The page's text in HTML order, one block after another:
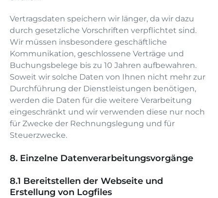
Vertragsdaten speichern wir länger, da wir dazu
durch gesetzliche Vorschriften verpflichtet sind.
Wir müssen insbesondere geschäftliche
Kommunikation, geschlossene Verträge und
Buchungsbelege bis zu 10 Jahren aufbewahren.
Soweit wir solche Daten von Ihnen nicht mehr zur
Durchführung der Dienstleistungen benötigen,
werden die Daten für die weitere Verarbeitung
eingeschränkt und wir verwenden diese nur noch
für Zwecke der Rechnungslegung und für
Steuerzwecke.
Einzelne Datenverarbeitungsvorgänge
Bereitstellen der Webseite und
Erstellung von Logfiles